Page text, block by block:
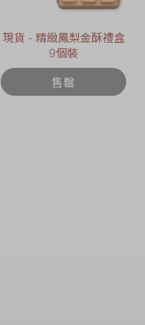
現貨 - 精緻鳳梨金酥禮盒
9個裝
售罄